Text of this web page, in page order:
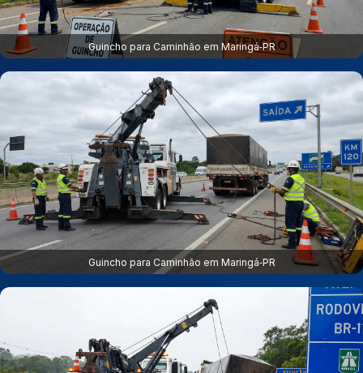
Guincho para Caminhão em Maringá‑PR
Guincho para Caminhão em Maringá‑PR